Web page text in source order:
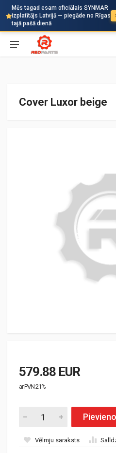
Mēs tagad esam oficiālais SYNMAR
izplatītājs Latvijā — piegāde no Rīgas
tajā pašā dienā
Auto
Cover Luxor beige
579.88 EUR
ar PVN 21%
Vēlmju saraksts